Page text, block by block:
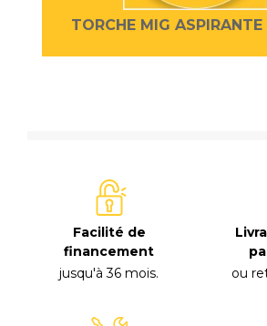
TORCHE MIG
Facilité de
financement
jusqu'à 36 mois.
ou